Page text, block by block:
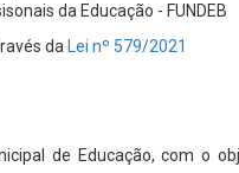
da Educação - FUNDEB
da Lei nº 579/2021
de Educação, com o